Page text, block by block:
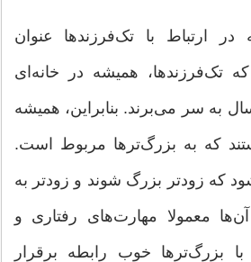
ارتباط با تک‌فرزندها عنوان
تک‌فرزندها، همیشه در خانه‌ای
به سر می‌برند. بنابراین، ‌همیشه
که به بزرگ‌ترها مربوط است.
که زودتر بزرگ شوند و زودتر به
معمولا مهارت‌های رفتاری و
‌با بزرگ‌ترها خوب رابطه برقرار